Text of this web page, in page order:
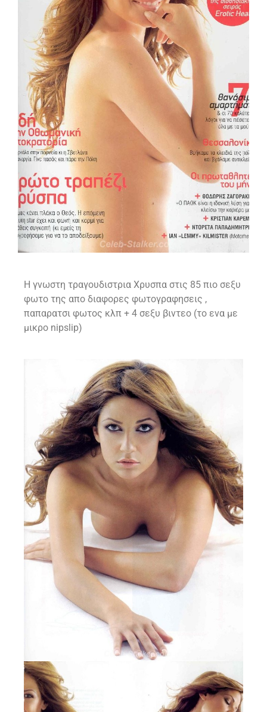
Η γνωστη τραγουδιστρια Χρυσπα στις 85 πιο σεξυ
φωτο της απο διαφορες φωτογραφησεις ,
παπαρατσι φωτος κλπ + 4 σεξυ βιντεο (το ενα με
μικρο nipslip)